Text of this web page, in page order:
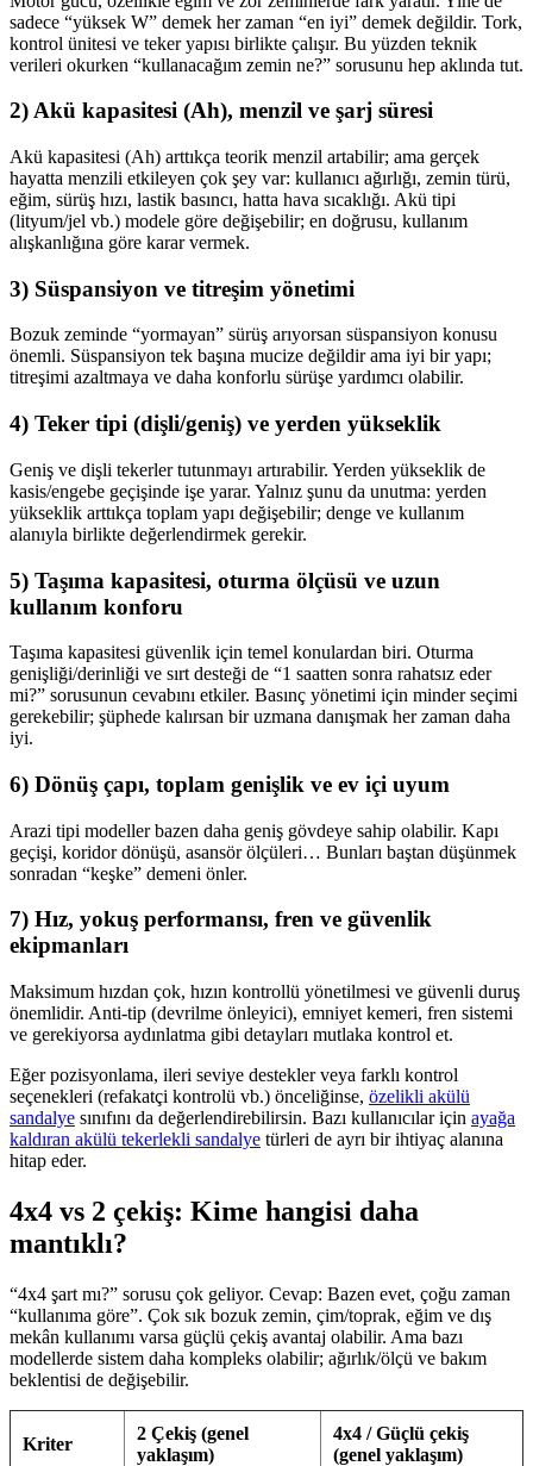
sadece “yüksek W” demek her zaman “en iyi” demek değildir. Tork,
kontrol ünitesi ve teker yapısı birlikte çalışır. Bu yüzden teknik
verileri okurken “kullanacağım zemin ne?” sorusunu hep aklında tut.
2) Akü kapasitesi (Ah), menzil ve şarj süresi
Akü kapasitesi (Ah) arttıkça teorik menzil artabilir; ama gerçek
hayatta menzili etkileyen çok şey var: kullanıcı ağırlığı, zemin türü,
eğim, sürüş hızı, lastik basıncı, hatta hava sıcaklığı. Akü tipi
(lityum/jel vb.) modele göre değişebilir; en doğrusu, kullanım
alışkanlığına göre karar vermek.
3) Süspansiyon ve titreşim yönetimi
Bozuk zeminde “yormayan” sürüş arıyorsan süspansiyon konusu
önemli. Süspansiyon tek başına mucize değildir ama iyi bir yapı;
titreşimi azaltmaya ve daha konforlu sürüşe yardımcı olabilir.
4) Teker tipi (dişli/geniş) ve yerden yükseklik
Geniş ve dişli tekerler tutunmayı artırabilir. Yerden yükseklik de
kasis/engebe geçişinde işe yarar. Yalnız şunu da unutma: yerden
yükseklik arttıkça toplam yapı değişebilir; denge ve kullanım
alanıyla birlikte değerlendirmek gerekir.
5) Taşıma kapasitesi, oturma ölçüsü ve uzun
kullanım konforu
Taşıma kapasitesi güvenlik için temel konulardan biri. Oturma
genişliği/derinliği ve sırt desteği de “1 saatten sonra rahatsız eder
mi?” sorusunun cevabını etkiler. Basınç yönetimi için minder seçimi
gerekebilir; şüphede kalırsan bir uzmana danışmak her zaman daha
iyi.
6) Dönüş çapı, toplam genişlik ve ev içi uyum
Arazi tipi modeller bazen daha geniş gövdeye sahip olabilir. Kapı
geçişi, koridor dönüşü, asansör ölçüleri… Bunları baştan düşünmek
sonradan “keşke” demeni önler.
7) Hız, yokuş performansı, fren ve güvenlik
ekipmanları
Maksimum hızdan çok, hızın kontrollü yönetilmesi ve güvenli duruş
önemlidir. Anti-tip (devrilme önleyici), emniyet kemeri, fren sistemi
ve gerekiyorsa aydınlatma gibi detayları mutlaka kontrol et.
Eğer pozisyonlama, ileri seviye destekler veya farklı kontrol
seçenekleri (refakatçi kontrolü vb.) önceliğinse, özelikli akülü
sandalye sınıfını da değerlendirebilirsin. Bazı kullanıcılar için ayağa
kaldıran akülü tekerlekli sandalye türleri de ayrı bir ihtiyaç alanına
hitap eder.
4x4 vs 2 çekiş: Kime hangisi daha
mantıklı?
“4x4 şart mı?” sorusu çok geliyor. Cevap: Bazen evet, çoğu zaman
“kullanıma göre”. Çok sık bozuk zemin, çim/toprak, eğim ve dış
mekân kullanımı varsa güçlü çekiş avantaj olabilir. Ama bazı
modellerde sistem daha kompleks olabilir; ağırlık/ölçü ve bakım
beklentisi de değişebilir.
Kriter
2 Çekiş (genel
yaklaşım)
4x4 / Güçlü çekiş
(genel yaklaşım)